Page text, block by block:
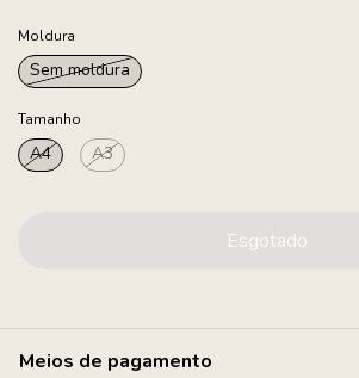
Moldura
Sem moldura
Tamanho
A4 A3
Meios de pagamento